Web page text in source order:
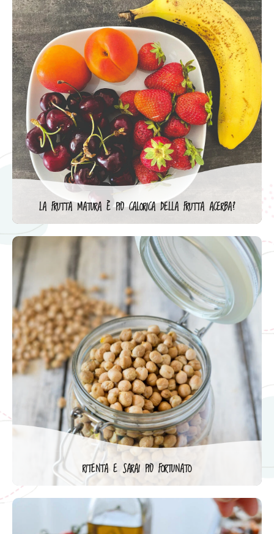
LA FRUTTA MATURA È PIÙ CALORICA DELLA FRUTTA ACERBA?
RITENTA E SARAI PIÙ FORTUNATO